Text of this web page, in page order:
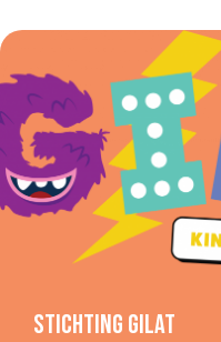
Stichting Gilat